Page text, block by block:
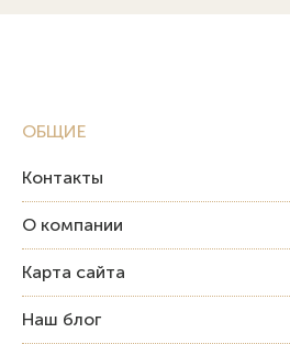
ОБЩИЕ
Контакты
О компании
Карта сайта
Наш блог